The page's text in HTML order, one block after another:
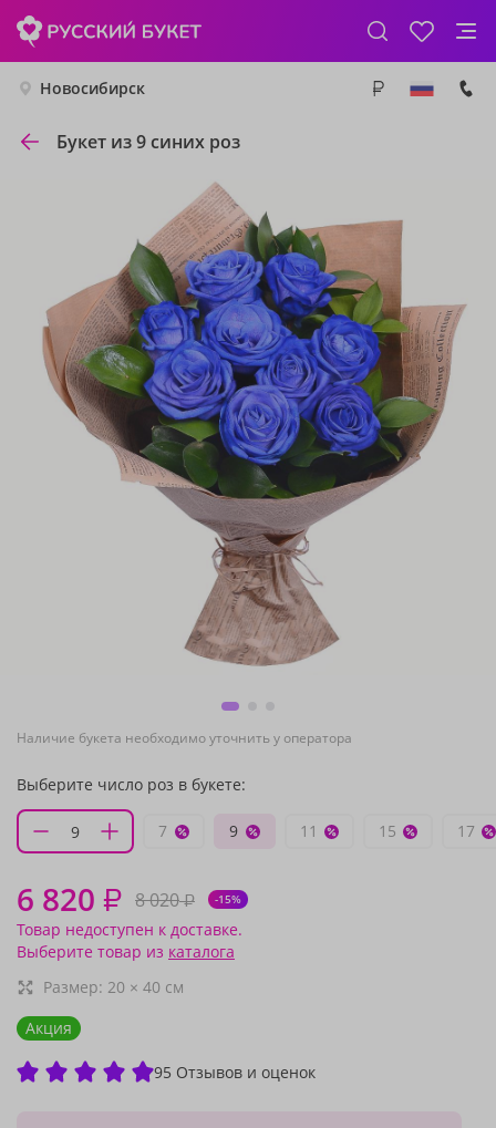
Новосибирск
Букет из 9 синих роз
Наличие букета необходимо уточнить у оператора
Выберите число роз в букете:
7 9 11 15 17
6 820 ₽ 8 020₽ -15%
Товар недоступен к доставке.
Выберите товар из каталога
Размер: 20 × 40 см
Акция
95 Отзывов и оценок